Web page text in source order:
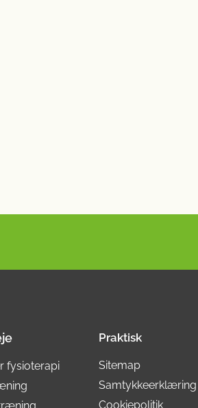
fysioterapi
Praktisk
Sitemap
Samtykkeerklæring
Cookiepolitik